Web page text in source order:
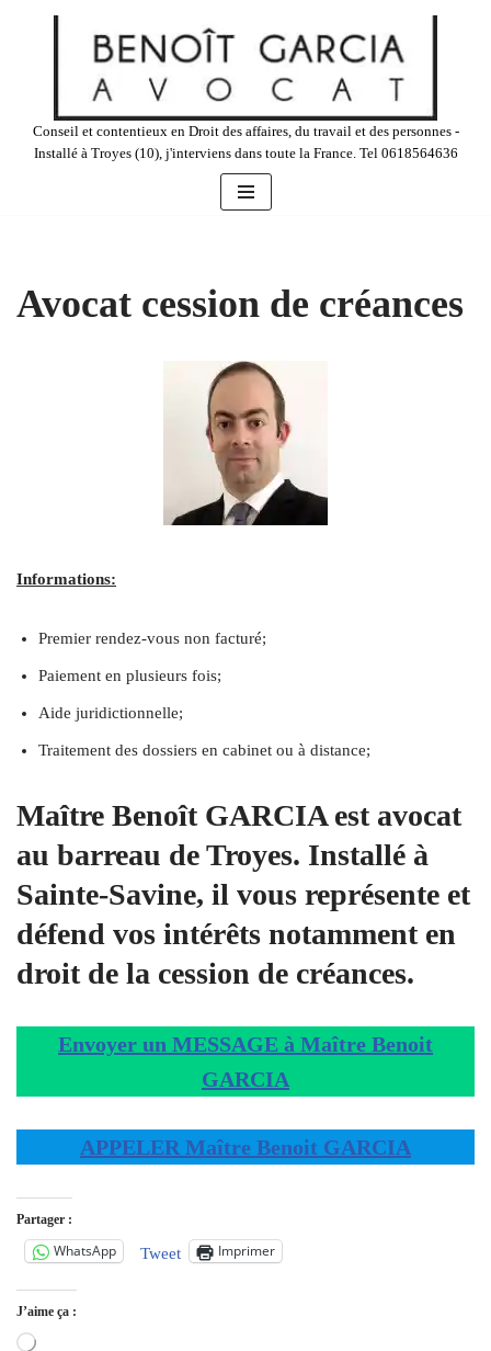
contenu
Conseil et contentieux en Droit des affaires, du travail et des personnes -
Installé à Troyes (10), j'interviens dans toute la France. Tel 0618564636
Avocat cession de créances
Informations:
Premier rendez-vous non facturé;
Paiement en plusieurs fois;
Aide juridictionnelle;
Traitement des dossiers en cabinet ou à distance;
Maître Benoît GARCIA est avocat
au barreau de Troyes. Installé à
Sainte-Savine, il vous représente et
défend vos intérêts notamment en
droit de la cession de créances.
Envoyer un MESSAGE à Maître Benoit
GARCIA
APPELER Maître Benoit GARCIA
Partager :
WhatsApp Tweet Imprimer
J’aime ça :